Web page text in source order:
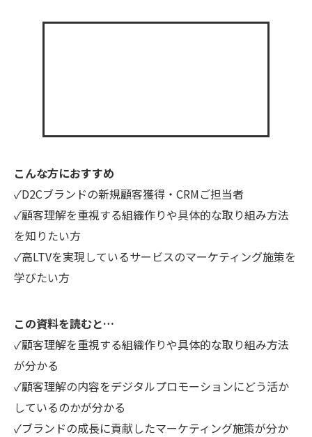
こんな方におすすめ
✓D2Cブランドの新規顧客獲得・CRMご担当者
✓顧客理解を重視する組織作りや具体的な取り組み方法
を知りたい方
✓高LTVを実現しているサービスのマーケティング施策を
学びたい方
この資料を読むと…
✓顧客理解を重視する組織作りや具体的な取り組み方法
が分かる
✓顧客理解の内容をデジタルプロモーションにどう活か
しているのかが分かる
✓ブランドの成長に貢献したマーケティング施策が分か